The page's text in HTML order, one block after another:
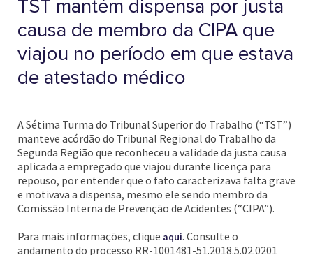
TST mantém dispensa por justa
causa de membro da CIPA que
viajou no período em que estava
de atestado médico
A Sétima Turma do Tribunal Superior do Trabalho (“TST”)
manteve acórdão do Tribunal Regional do Trabalho da
Segunda Região que reconheceu a validade da justa causa
aplicada a empregado que viajou durante licença para
repouso, por entender que o fato caracterizava falta grave
e motivava a dispensa, mesmo ele sendo membro da
Comissão Interna de Prevenção de Acidentes (“CIPA”).
Para mais informações, clique aqui. Consulte o
andamento do processo RR-1001481-51.2018.5.02.0201